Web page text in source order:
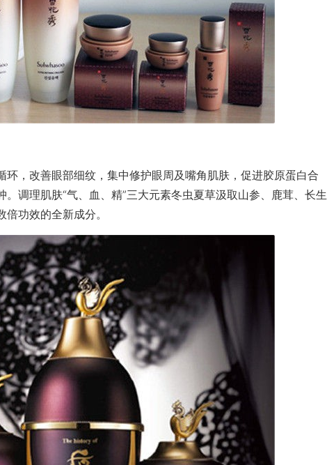
环，改善眼部细纹，集中修护眼周及嘴角肌肤，促进胶原蛋白合
调理肌肤“气、血、精”三大元素冬虫夏草汲取山参、鹿茸、长生
功效的全新成分。